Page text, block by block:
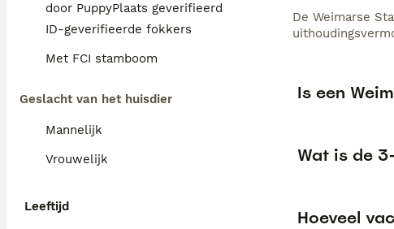
door PuppyPlaats geverifieerd
ID-geverifieerde fokkers
Met FCI stamboom
Geslacht van het huisdier
Mannelijk
Vrouwelijk
Leeftijd
De Weimarse
Is een
Wat is de
Hoeveel